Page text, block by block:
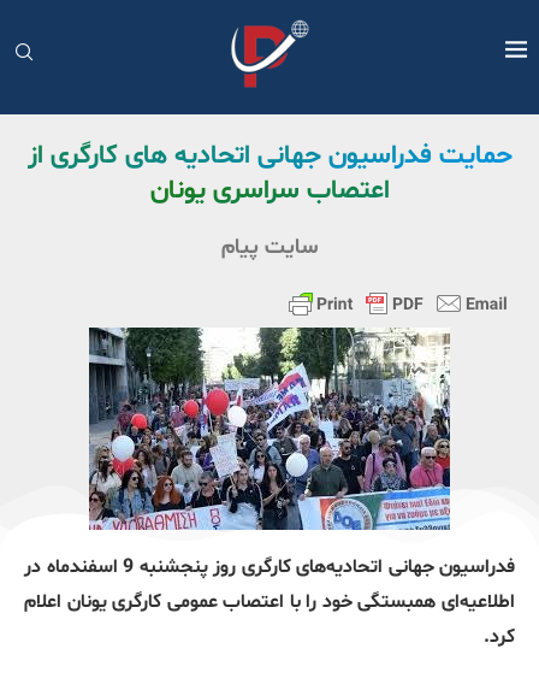
حمایت فدراسیون جهانی اتحادیه های کارگری از
اعتصاب سراسری یونان
سایت پیام
فدراسیون جهانی اتحادیه‌های کارگری روز پنجشنبه 9 اسفندماه در
اطلاعیه‌ای همبستگی خود را با اعتصاب عمومی کارگری یونان اعلام
کرد.